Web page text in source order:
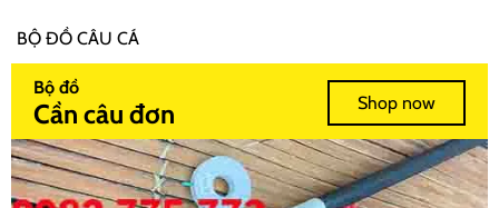
BỘ ĐỒ CÂU CÁ
Bộ đồ
Cần câu đơn Shop now